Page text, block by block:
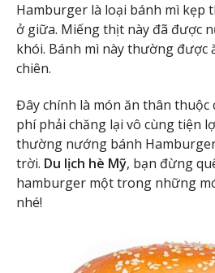
Hamburger là loại bánh mì kẹp
ở giữa. Miếng thịt này đã được
khói. Bánh mì này thường được
chiên.
Đây chính là món ăn thân thuộc
phí phải chăng lại vô cùng tiện
thường nướng bánh
trời. Du lịch hè Mỹ, bạn đừng
hamburger một trong những
nhé!